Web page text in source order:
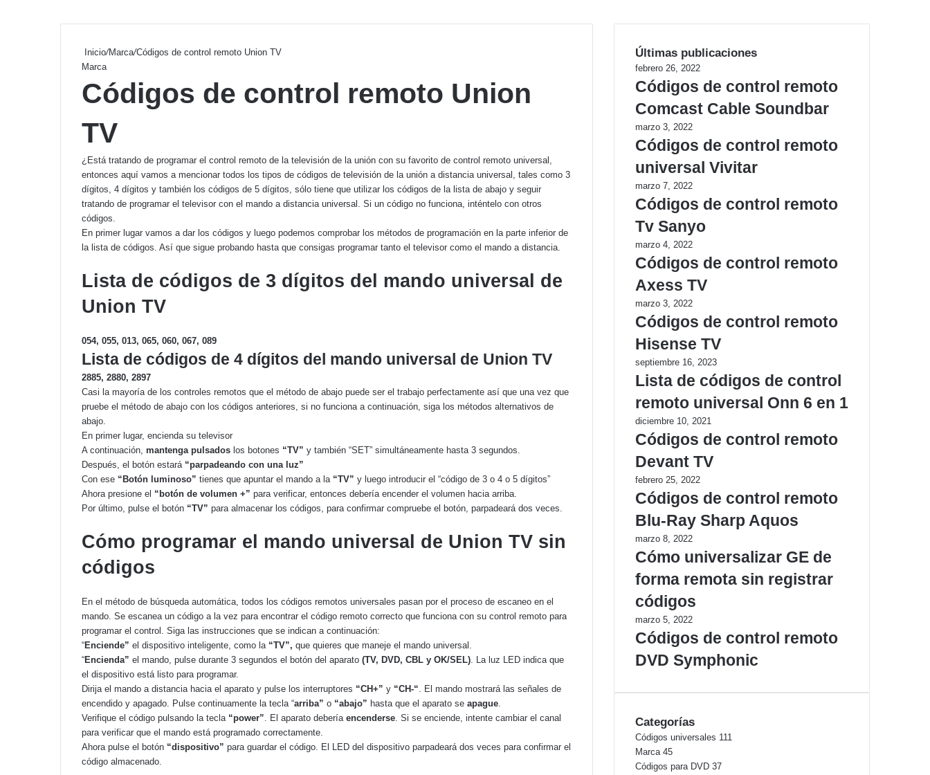
Inicio/Marca/Códigos de control remoto Union TV
Marca
Códigos de control remoto Union
TV
¿Está tratando de programar el control remoto de la televisión de la unión con su favorito de control remoto universal,
entonces aquí vamos a mencionar todos los tipos de códigos de televisión de la unión a distancia universal, tales como 3
dígitos, 4 dígitos y también los códigos de 5 dígitos, sólo tiene que utilizar los códigos de la lista de abajo y seguir
tratando de programar el televisor con el mando a distancia universal. Si un código no funciona, inténtelo con otros
códigos.
En primer lugar vamos a dar los códigos y luego podemos comprobar los métodos de programación en la parte inferior de
la lista de códigos. Así que sigue probando hasta que consigas programar tanto el televisor como el mando a distancia.
Lista de códigos de 3 dígitos del mando universal de
Union TV
054, 055, 013, 065, 060, 067, 089
Lista de códigos de 4 dígitos del mando universal de Union TV
2885, 2880, 2897
Casi la mayoría de los controles remotos que el método de abajo puede ser el trabajo perfectamente así que una vez que
pruebe el método de abajo con los códigos anteriores, si no funciona a continuación, siga los métodos alternativos de
abajo.
En primer lugar, encienda su televisor
A continuación, mantenga pulsados los botones “TV” y también “SET” simultáneamente hasta 3 segundos.
Después, el botón estará “parpadeando con una luz”
Con ese “Botón luminoso” tienes que apuntar el mando a la “TV” y luego introducir el “código de 3 o 4 o 5 dígitos”
Ahora presione el “botón de volumen +” para verificar, entonces debería encender el volumen hacia arriba.
Por último, pulse el botón “TV” para almacenar los códigos, para confirmar compruebe el botón, parpadeará dos veces.
Cómo programar el mando universal de Union TV sin
códigos
En el método de búsqueda automática, todos los códigos remotos universales pasan por el proceso de escaneo en el
mando. Se escanea un código a la vez para encontrar el código remoto correcto que funciona con su control remoto para
programar el control. Siga las instrucciones que se indican a continuación:
“Enciende” el dispositivo inteligente, como la “TV”, que quieres que maneje el mando universal.
“Encienda” el mando, pulse durante 3 segundos el botón del aparato (TV, DVD, CBL y OK/SEL). La luz LED indica que
el dispositivo está listo para programar.
Dirija el mando a distancia hacia el aparato y pulse los interruptores “CH+” y “CH-“. El mando mostrará las señales de
encendido y apagado. Pulse continuamente la tecla “arriba” o “abajo” hasta que el aparato se apague.
Verifique el código pulsando la tecla “power”. El aparato debería encenderse. Si se enciende, intente cambiar el canal
para verificar que el mando está programado correctamente.
Ahora pulse el botón “dispositivo” para guardar el código. El LED del dispositivo parpadeará dos veces para confirmar el
código almacenado.
Últimas publicaciones
febrero 26, 2022
Códigos de control remoto
Comcast Cable Soundbar
marzo 3, 2022
Códigos de control remoto
universal Vivitar
marzo 7, 2022
Códigos de control remoto
Tv Sanyo
marzo 4, 2022
Códigos de control remoto
Axess TV
marzo 3, 2022
Códigos de control remoto
Hisense TV
septiembre 16, 2023
Lista de códigos de control
remoto universal Onn 6 en 1
diciembre 10, 2021
Códigos de control remoto
Devant TV
febrero 25, 2022
Códigos de control remoto
Blu-Ray Sharp Aquos
marzo 8, 2022
Cómo universalizar GE de
forma remota sin registrar
códigos
marzo 5, 2022
Códigos de control remoto
DVD Symphonic
Categorías
Códigos universales 111
Marca 45
Códigos para DVD 37